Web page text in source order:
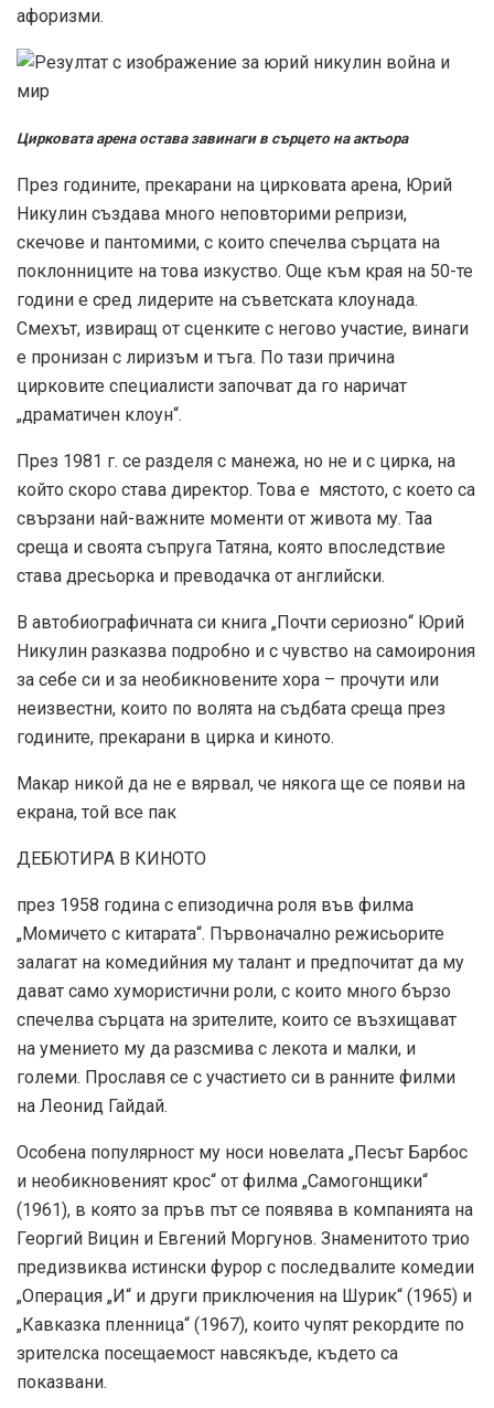
афоризми.
Цирковата арена остава завинаги в сърцето на актьора
През годините, прекарани на цирковата арена, Юрий
Никулин създава много неповторими репризи,
скечове и пантомими, с които спечелва сърцата на
поклонниците на това изкуство. Още към края на 50-те
години е сред лидерите на съветската клоунада.
Смехът, извиращ от сценките с негово участие, винаги
е пронизан с лиризъм и тъга. По тази причина
цирковите специалисти започват да го наричат
„драматичен клоун“.
През 1981 г. се разделя с манежа, но не и с цирка, на
който скоро става директор. Това е мястото, с което са
свързани най-важните моменти от живота му. Таа
среща и своята съпруга Татяна, която впоследствие
става дресьорка и преводачка от английски.
В автобиографичната си книга „Почти сериозно“ Юрий
Никулин разказва подробно и с чувство на самоирония
за себе си и за необикновените хора – прочути или
неизвестни, които по волята на съдбата среща през
годините, прекарани в цирка и киното.
Макар никой да не е вярвал, че някога ще се появи на
екрана, той все пак
ДЕБЮТИРА В КИНОТО
през 1958 година с епизодична роля във филма
„Момичето с китарата“. Първоначално режисьорите
залагат на комедийния му талант и предпочитат да му
дават само хумористични роли, с които много бързо
спечелва сърцата на зрителите, които се възхищават
на умението му да разсмива с лекота и малки, и
големи. Прославя се с участието си в ранните филми
на Леонид Гайдай.
Особена популярност му носи новелата „Песът Барбос
и необикновеният крос“ от филма „Самогонщики“
(1961), в която за пръв път се появява в компанията на
Георгий Вицин и Евгений Моргунов. Знаменитото трио
предизвиква истински фурор с последвалите комедии
„Операция „И“ и други приключения на Шурик“ (1965) и
„Кавказка пленница“ (1967), които чупят рекордите по
зрителска посещаемост навсякъде, където са
показвани.